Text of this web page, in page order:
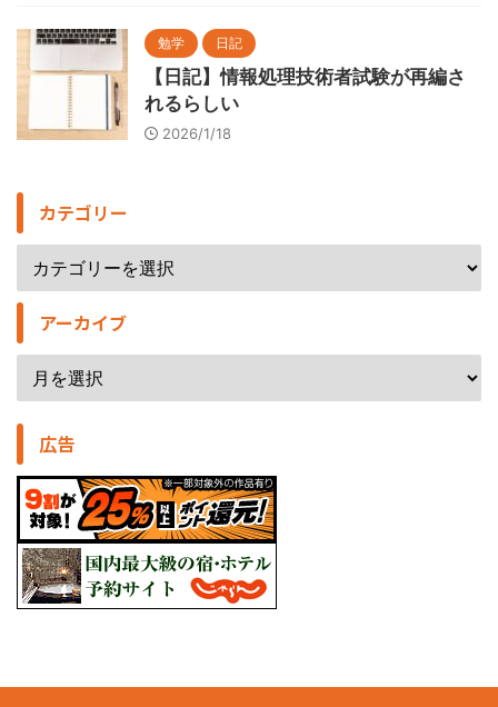
勉学 日記
【日記】情報処理技術者試験が再編さ
れるらしい
2026/1/18
カテゴリー
アーカイブ
広告